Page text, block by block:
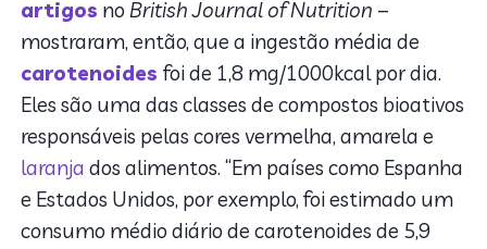
artigos no British Journal of Nutrition –
mostraram, então, que a ingestão média de
carotenoidesfoi de 1,8 mg/1000kcal por dia.
Eles são uma das classes de compostos bioativos
responsáveis pelas cores vermelha, amarela e
laranja dos alimentos. “Em países como Espanha
e Estados Unidos, por exemplo, foi estimado um
consumo médio diário de carotenoides de 5,9